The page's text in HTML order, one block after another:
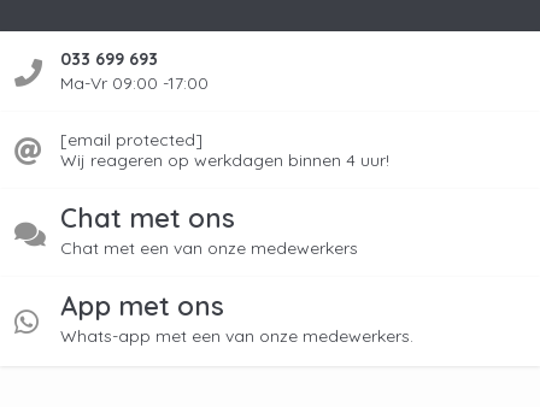
033 699 693
Ma-Vr 09:00 -17:00
[email protected]
Wij reageren op werkdagen binnen 4 uur!
Chat met ons
Chat met een van onze medewerkers
App met ons
Whats-app met een van onze medewerkers.